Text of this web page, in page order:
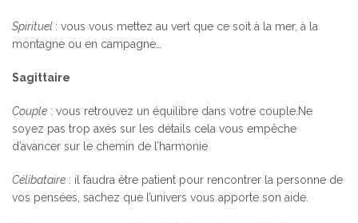
Spirituel : vous vous mettez au vert que ce soit à la mer, à la
montagne ou en campagne…
Sagittaire
Couple : vous retrouvez un équilibre dans votre couple.Ne
soyez pas trop axés sur les détails cela vous empêche
d’avancer sur le chemin de l’harmonie
Célibataire : il faudra être patient pour rencontrer la personne de
vos pensées, sachez que l’univers vous apporte son aide.